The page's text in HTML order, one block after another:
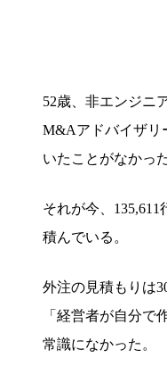
52歳、非エンジニア
M&Aアドバイザリ
いたことがなかった
それが今、135,611
積んでいる。
外注の見積もりは
「経営者が自分で
常識になかった。